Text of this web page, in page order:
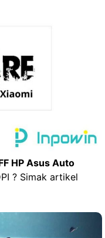
HP Asus Auto
? Simak artikel